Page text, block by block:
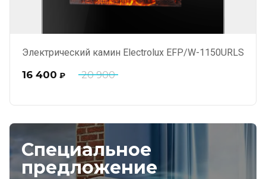
Электрический камин Electrolux EFP/W-1150URLS
20 900
16 400 ₽
Специальное
предложение